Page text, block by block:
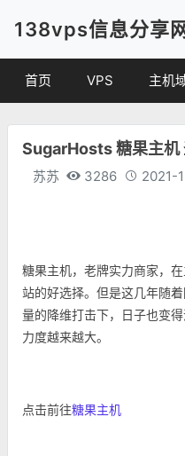
138vps信息分享
首页 VPS
便宜VPS
VPS评测
主机
虚拟主
SugarHosts 糖果主机
苏苏 3286 2021-
糖果主机，老牌实力商家，
站的好选择。但是这几年随
量的降维打击下，日子也变
力度越来越大。
点击前往糖果主机